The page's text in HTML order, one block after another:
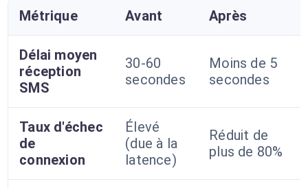
Métrique Avant Après
Délai moyen
réception
SMS
30-60
secondes
Moins de 5
secondes
Taux d'échec
de
connexion
Élevé
(due à la
latence)
Réduit de
plus de 80%